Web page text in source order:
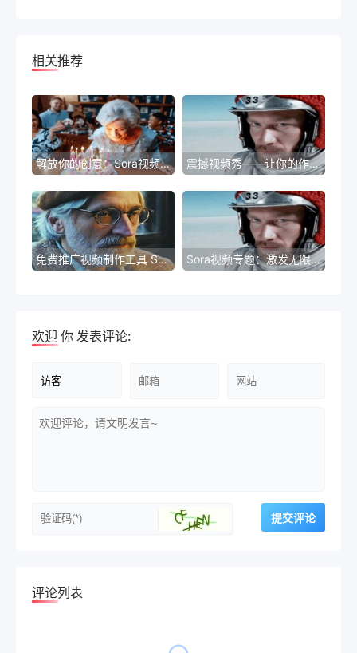
相关推荐
解放你的创意：Sora视频剪辑在线版 震撼视频秀——让你的作品发光发热
免费推广视频制作工具 Sora，轻松打造引人注目的宣传片 Sora视频专题：激发无限创意
欢迎 你 发表评论:
评论列表